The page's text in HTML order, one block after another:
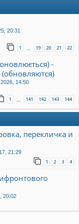
20:31
1 … 19 20 21 22
-
14:50
1 … 141 142 143 144
перекличка и
21:29
1 2 3 4
20:02